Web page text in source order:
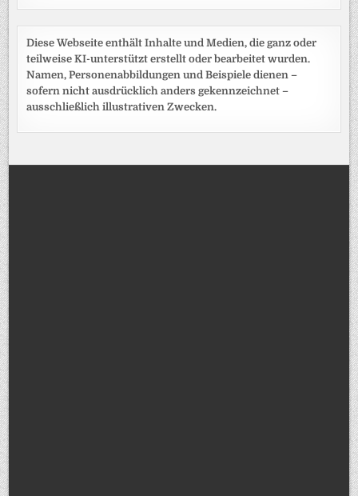
Diese Webseite enthält Inhalte und Medien, die ganz oder
teilweise KI-unterstützt erstellt oder bearbeitet wurden.
Namen, Personenabbildungen und Beispiele dienen –
sofern nicht ausdrücklich anders gekennzeichnet –
ausschließlich illustrativen Zwecken.